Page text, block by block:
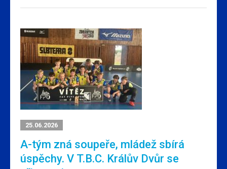
25.06.2026
A-tým zná soupeře, mládež sbírá
úspěchy. V T.B.C. Králův Dvůr se